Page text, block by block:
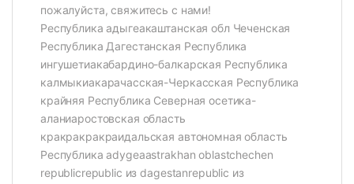
пожалуйста, свяжитесь с нами!
Республика адыгеакаштанская обл Чеченская
Республика Дагестанская Республика
ингушетиакабардино-балкарская Республика
калмыкиакарачасская-Черкасская Республика
крайняя Республика Северная осетика-
аланиаростовская область
кракракракраидальская автономная область
Республика adygeaastrakhan oblastchechen
republicrepublic из dagestanrepublic из